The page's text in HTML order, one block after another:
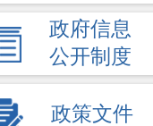
政府信息
公开制度
政策文件